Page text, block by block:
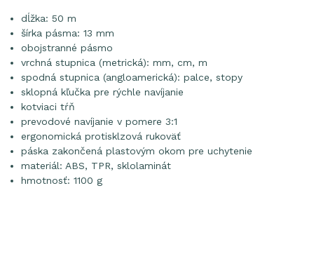
dĺžka: 50 m
šírka pásma: 13 mm
obojstranné pásmo
vrchná stupnica (metrická): mm, cm, m
spodná stupnica (angloamerická): palce, stopy
sklopná kľučka pre rýchle navíjanie
kotviaci tŕň
prevodové navíjanie v pomere 3:1
ergonomická protisklzová rukoväť
páska zakončená plastovým okom pre uchytenie
materiál: ABS, TPR, sklolaminát
hmotnosť: 1100 g